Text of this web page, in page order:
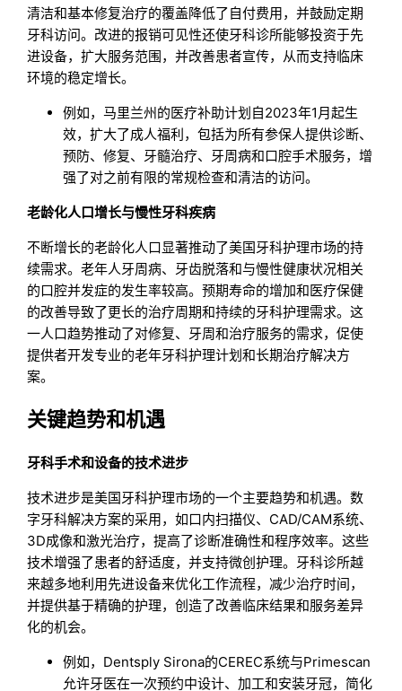
清洁和基本修复治疗的覆盖降低了自付费用，并鼓励定期
牙科访问。改进的报销可见性还使牙科诊所能够投资于先
进设备，扩大服务范围，并改善患者宣传，从而支持临床
环境的稳定增长。
例如，马里兰州的医疗补助计划自2023年1月起生
效，扩大了成人福利，包括为所有参保人提供诊断、
预防、修复、牙髓治疗、牙周病和口腔手术服务，增
强了对之前有限的常规检查和清洁的访问。
老龄化人口增长与慢性牙科疾病
不断增长的老龄化人口显著推动了美国牙科护理市场的持
续需求。老年人牙周病、牙齿脱落和与慢性健康状况相关
的口腔并发症的发生率较高。预期寿命的增加和医疗保健
的改善导致了更长的治疗周期和持续的牙科护理需求。这
一人口趋势推动了对修复、牙周和治疗服务的需求，促使
提供者开发专业的老年牙科护理计划和长期治疗解决方
案。
关键趋势和机遇
牙科手术和设备的技术进步
技术进步是美国牙科护理市场的一个主要趋势和机遇。数
字牙科解决方案的采用，如口内扫描仪、CAD/CAM系统、
3D成像和激光治疗，提高了诊断准确性和程序效率。这些
技术增强了患者的舒适度，并支持微创护理。牙科诊所越
来越多地利用先进设备来优化工作流程，减少治疗时间，
并提供基于精确的护理，创造了改善临床结果和服务差异
化的机会。
例如，Dentsply Sirona的CEREC系统与Primescan
允许牙医在一次预约中设计、加工和安装牙冠，简化